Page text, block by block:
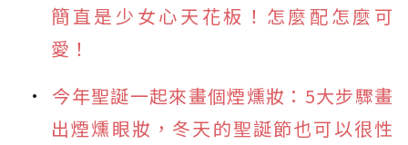
簡直是少女心天花板！怎麼配怎麼可
愛！
今年聖誕一起來畫個煙燻妝：5大步驟畫
出煙燻眼妝，冬天的聖誕節也可以很性